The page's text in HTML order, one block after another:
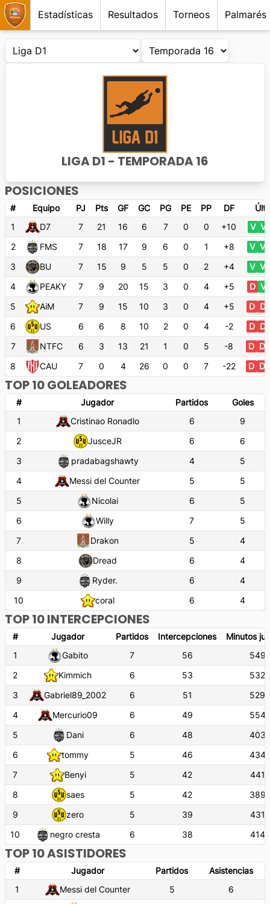
Estadísticas Resultados Torneos Palmarés
LIGA D1 - TEMPORADA16
POSICIONES
# Equipo PJ Pts GF GC PG PE PP DF
1
D7 7 21 16 6 7 0 0 +10 V V
2
FMS 7 18 17 9 6 0 1 +8 V V
3
BU 7 15 9 5 5 0 2 +4 V V
4
PEAKY 7 9 20 15 3 0 4 +5 D V
5
AiM 7 9 15 10 3 0 4 +5 D D
6
US 6 6 8 10 2 0 4 -2 D D
7
NTFC 6 3 13 21 1 0 5 -8 D D
8
CAU 7 0 4 26 0 0 7 -22 D D
TOP 10 GOLEADORES
# Jugador Partidos
Goles
1
Cristinao Ronadlo 6
9
2
JusceJR 6
6
3
pradabagshawty 4
5
4
Messi del Counter 5
5
5
Nicolai 6
5
6
Willy 7
5
7
Drakon 5
4
8
Dread 6
4
9
Ryder. 6
4
10
coral 6 4
TOP 10 INTERCEPCIONES
# Jugador Partidos Intercepciones
Minutos
1
Gabito 7 56
549'
2
Kimmich 6 53
532'
3
Gabriel89_2002 6 51
529'
4
Mercurio09 6 49
554'
5
Dani 6 48
403'
6
tommy 5 46
434'
7
Benyi 5 42
441'
8
saes 5 42
389'
9
zero 5 39
431'
10
negro cresta 6 38 414'
TOP 10 ASISTIDORES
# Jugador Partidos
Asistencias
1
Messi del Counter 5
6